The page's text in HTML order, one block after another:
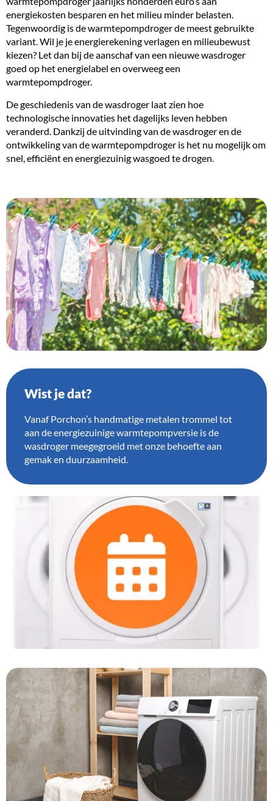
energiekosten besparen en het milieu minder belasten.
Tegenwoordig is dewarmtepompdrogerde meest gebruikte
variant. Wil je je energierekening verlagen en milieubewust
kiezen? Let dan bij deaanschaf van een nieuwe wasdroger
goed op het energielabel en overweeg een
warmtepompdroger.
De geschiedenis van de wasdroger laat zien hoe
technologische innovaties het dagelijks leven hebben
veranderd. Dankzij de uitvinding van de wasdroger en de
ontwikkeling van de warmtepompdroger is het nu mogelijk om
snel, efficiënt en energiezuinig wasgoed te drogen.
Wist je dat?
Vanaf Porchon’s handmatige metalen trommel tot
aan de energiezuinige warmtepompversie is de
wasdroger meegegroeid met onze behoefte aan
gemak en duurzaamheid.